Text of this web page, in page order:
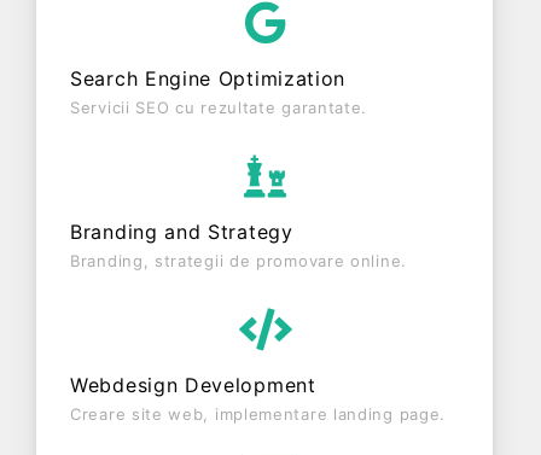
pe ultimul an fiscal. ANDREIUT TRADE SRL este o
entitate inactiva din punct de vedere fiscal si are
status: RADIATA. Societatea nu este plătitoare de
TVA.
Search Engine Optimization
Servicii SEO cu rezultate garantate.
Branding and Strategy
Branding, strategii de promovare online.
Webdesign Development
Creare site web, implementare landing page.